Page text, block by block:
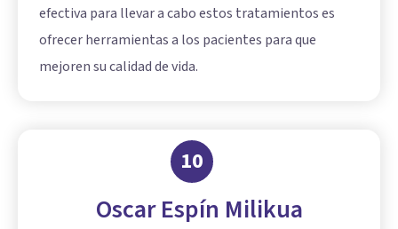
efectiva para llevar a cabo estos tratamientos es
ofrecer herramientas a los pacientes para que
mejoren su calidad de vida.
10
Oscar Espín Milikua